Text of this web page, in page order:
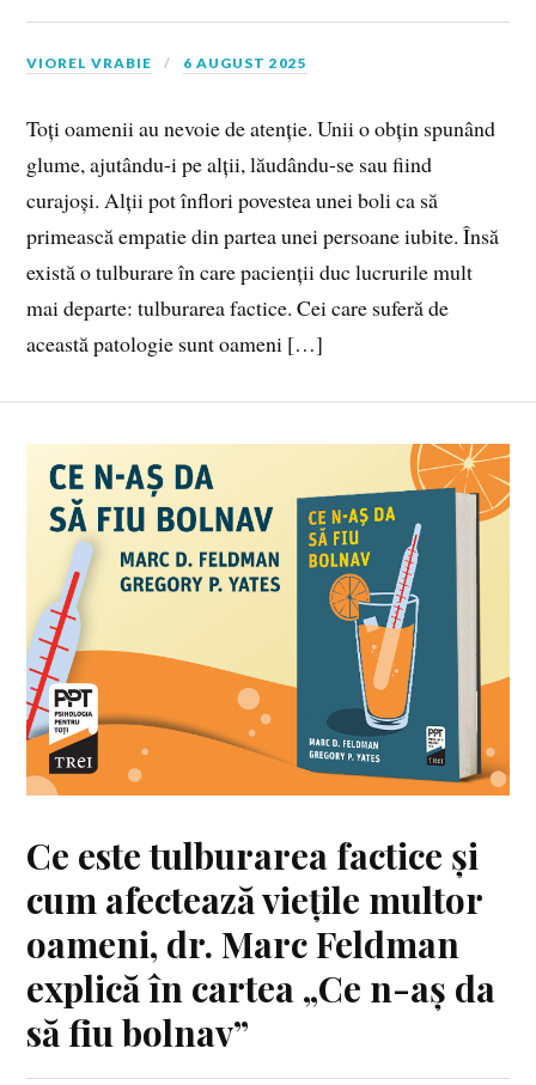
VIOREL VRABIE 6 AUGUST 2025
Toți oamenii au nevoie de atenție. Unii o obțin spunând
glume, ajutându-i pe alții, lăudându-se sau fiind
curajoși. Alții pot înflori povestea unei boli ca să
primească empatie din partea unei persoane iubite. Însă
există o tulburare în care pacienții duc lucrurile mult
mai departe: tulburarea factice. Cei care suferă de
această patologie sunt oameni […]
Ce este tulburarea factice și
cum afectează viețile multor
oameni, dr. Marc Feldman
explică în cartea „Ce n-aș da
să fiu bolnav”